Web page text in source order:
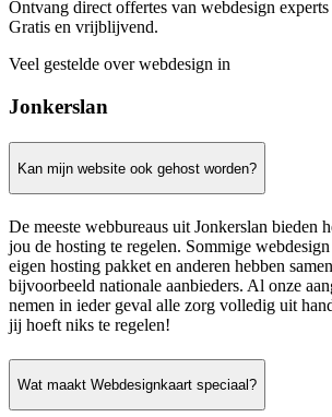
Ontvang direct offertes van webdesign
Gratis en vrijblijvend.
Veel gestelde over webdesign in
Jonkerslan
Kan mijn website ook gehost worden?
De meeste webbureaus uit Jonkerslan bieden
jou de hosting te regelen. Sommige webdesign
eigen hosting pakket en anderen hebben
bijvoorbeeld nationale aanbieders. Al onze
nemen in ieder geval alle zorg volledig uit
jij hoeft niks te regelen!
Wat maakt Webdesignkaart speciaal?